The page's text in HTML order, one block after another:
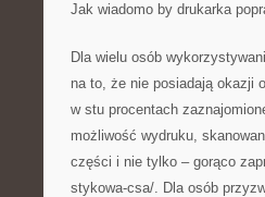
Jak wiadomo by drukarka
Dla wielu osób
na to, że nie posiadają okazji
w stu procentach
możliwość wydruku,
części i nie tylko – gorąco
stykowa-csa/. Dla osób